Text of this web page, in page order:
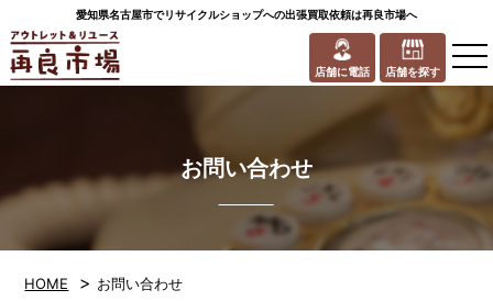
愛知県名古屋市でリサイクルショップへの出張買取依頼は再良市場へ
店舗に電話 店舗を探す
お問い合わせ
HOME > お問い合わせ